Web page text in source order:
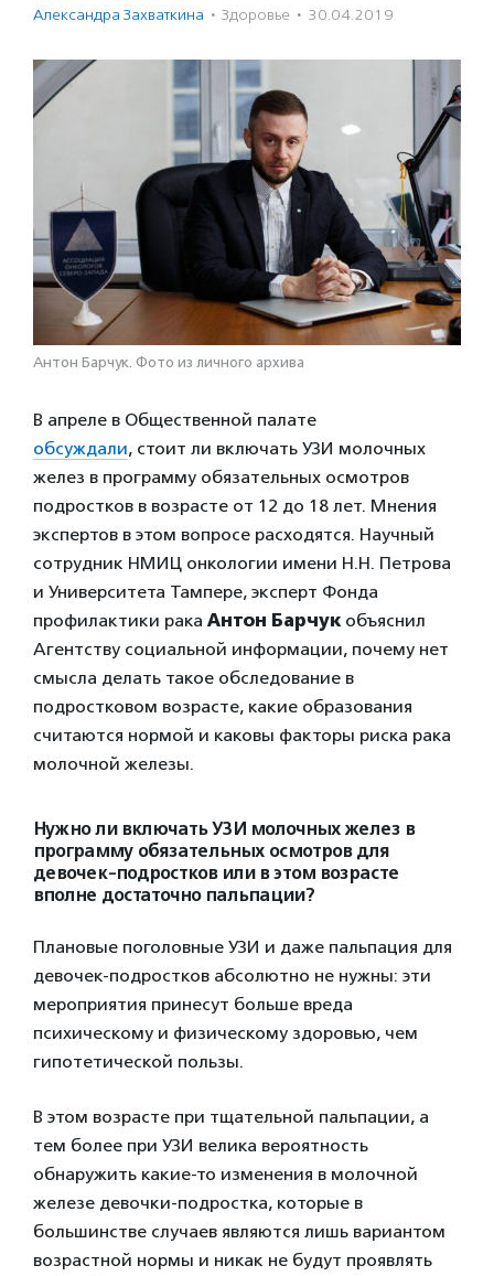
Александра Захваткина · Здоровье · 30.04.2019
Антон Барчук. Фото из личного архива
В апреле в Общественной палате
обсуждали, стоит ли включать УЗИ молочных
желез в программу обязательных осмотров
подростков в возрасте от 12 до 18 лет. Мнения
экспертов в этом вопросе расходятся. Научный
сотрудник НМИЦ онкологии имени Н.Н. Петрова
и Университета Тампере, эксперт Фонда
профилактики рака Антон Барчук объяснил
Агентству социальной информации, почему нет
смысла делать такое обследование в
подростковом возрасте, какие образования
считаются нормой и каковы факторы риска рака
молочной железы.
Нужно ли включать УЗИ молочных желез в
программу обязательных осмотров для
девочек-подростков или в этом возрасте
вполне достаточно пальпации?
Плановые поголовные УЗИ и даже пальпация для
девочек-подростков абсолютно не нужны: эти
мероприятия принесут больше вреда
психическому и физическому здоровью, чем
гипотетической пользы.
В этом возрасте при тщательной пальпации, а
тем более при УЗИ велика вероятность
обнаружить какие-то изменения в молочной
железе девочки-подростка, которые в
большинстве случаев являются лишь вариантом
возрастной нормы и никак не будут проявлять